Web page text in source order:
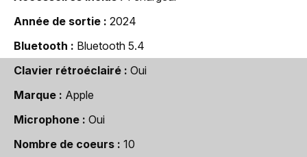
Année de sortie
2024
Bluetooth
Bluetooth 5.4
Clavier rétroéclairé
Oui
Marque
Apple
Microphone
Oui
Nombre de coeurs
10